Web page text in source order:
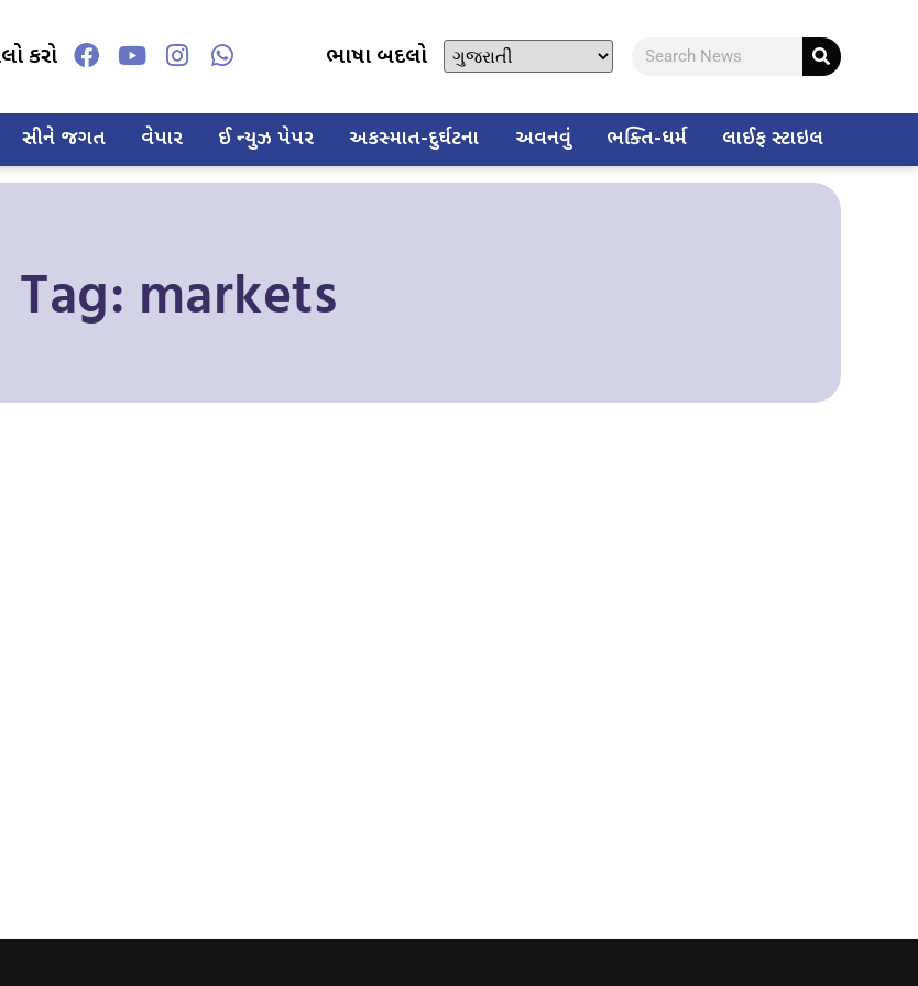
કરો ભાષા બદલો
સીને જગત વેપાર ઈ ન્યુઝ પેપર અકસ્માત-દુર્ઘટના અવનવું ભક્તિ-ધર્મ લાઈફ સ્ટાઇલ
Tag: markets